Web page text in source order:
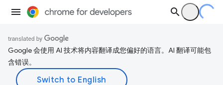
Google 会使用 AI 技术将内容翻译成您偏好的语言。AI 翻译可能包
含错误。